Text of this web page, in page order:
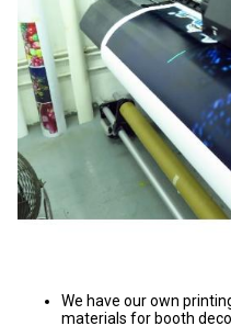
We have our own
materials for booth